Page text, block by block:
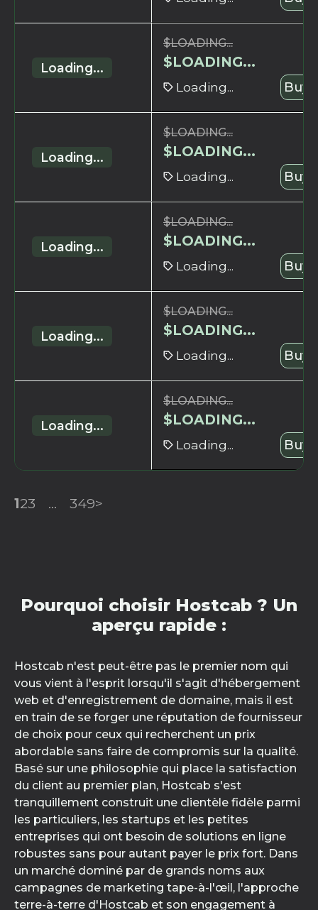
Loading...
$LOADING...
$LOADING...
Loading... Buy
Loading...
$LOADING...
$LOADING...
Loading... Buy
Loading...
$LOADING...
$LOADING...
Loading... Buy
Loading...
$LOADING...
$LOADING...
Loading... Buy
Loading...
$LOADING...
$LOADING...
Loading... Buy
123 ... 349>
Pourquoi choisir Hostcab ? Un
aperçu rapide :
Hostcab n'est peut-être pas le premier nom qui
vous vient à l'esprit lorsqu'il s'agit d'hébergement
web et d'enregistrement de domaine, mais il est
en train de se forger une réputation de fournisseur
de choix pour ceux qui recherchent un prix
abordable sans faire de compromis sur la qualité.
Basé sur une philosophie qui place la satisfaction
du client au premier plan, Hostcab s'est
tranquillement construit une clientèle fidèle parmi
les particuliers, les startups et les petites
entreprises qui ont besoin de solutions en ligne
robustes sans pour autant payer le prix fort. Dans
un marché dominé par de grands noms aux
campagnes de marketing tape-à-l'œil, l'approche
terre-à-terre d'Hostcab et son engagement à